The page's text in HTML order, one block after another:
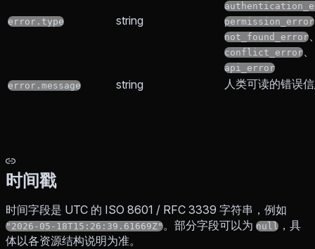
error.type string
permission_error
not_found_error
conflict_error、
api_error
error.message
string 人类可读的错误
时间戳
时间字段是 UTC 的 ISO 8601 / RFC 3339 字符串，例如
"2026-05-18T15:26:39.61669Z"。部分字段可以为 null ，具
体以各资源结构说明为准。